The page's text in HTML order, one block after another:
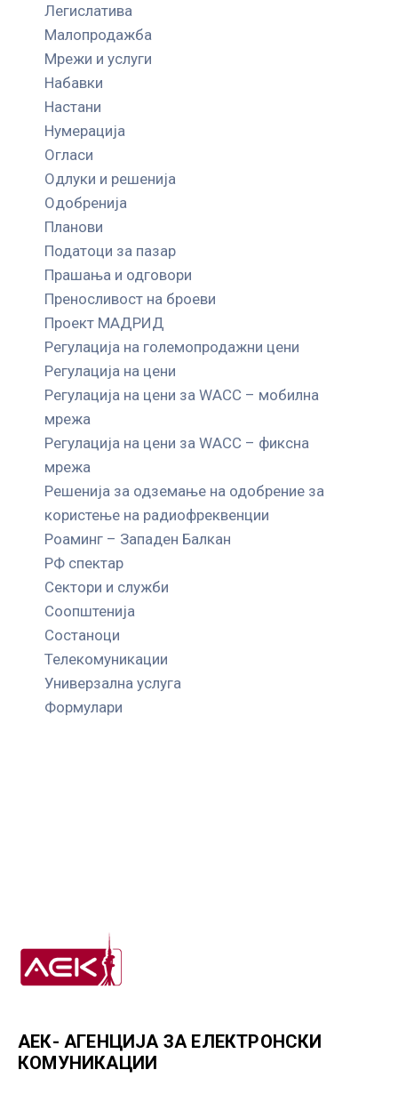
Легислатива
Малопродажба
Мрежи и услуги
Набавки
Настани
Нумерација
Огласи
Одлуки и решенија
Одобренија
Планови
Податоци за пазар
Прашања и одговори
Преносливост на броеви
Проект МАДРИД
Регулација на големопродажни цени
Регулација на цени
Регулација на цени за WACC – мобилна
мрежа
Регулација на цени за WACC – фиксна
мрежа
Решенија за одземање на одобрение за
користење на радиофреквенции
Роаминг – Западен Балкан
РФ спектар
Сектори и служби
Соопштенија
Состаноци
Телекомуникации
Универзална услуга
Формулари
АЕК- АГЕНЦИЈА ЗА ЕЛЕКТРОНСКИ
КОМУНИКАЦИИ